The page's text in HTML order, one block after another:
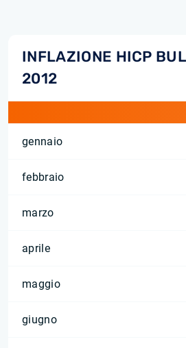
INFLAZIONE HICP
2012
gennaio
febbraio
marzo
aprile
maggio
giugno